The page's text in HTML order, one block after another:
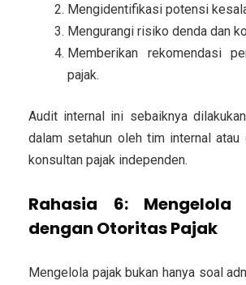
Mengidentifikasi potensi
Mengurangi risiko denda dan
Memberikan rekomendasi
pajak.
Audit internal ini sebaiknya
dalam setahun oleh tim internal atau
konsultan pajak independen.
Rahasia 6: Mengelola
dengan Otoritas Pajak
Mengelola pajak bukan hanya soal